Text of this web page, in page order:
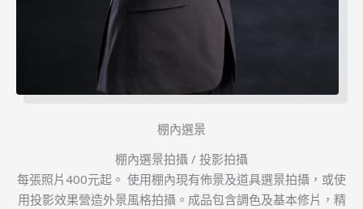
棚內選景
棚內選景拍攝 / 投影拍攝
每張照片400元起。 使用棚內現有佈景及道具選景拍攝， ​或使
用投影效果營造外景風格拍攝。 ​​成品包含調色及基本修片，精